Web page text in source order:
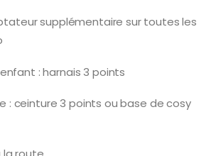
supplémentaire sur toutes les
: harnais 3 points
: ceinture 3 points ou base de cosy